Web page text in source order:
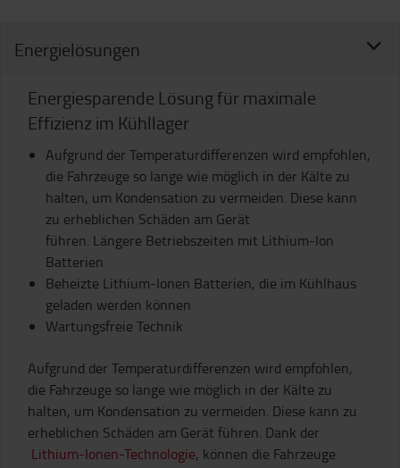
Energielösungen
Energiesparende Lösung für maximale
Effizienz im Kühllager
Aufgrund der Temperaturdifferenzen wird empfohlen,
die Fahrzeuge so lange wie möglich in der Kälte zu
halten, um Kondensation zu vermeiden. Diese kann
zu erheblichen Schäden am Gerät
führen. Längere Betriebszeiten mit Lithium-Ion
Batterien
Beheizte Lithium-Ionen Batterien, die im Kühlhaus
geladen werden können
Wartungsfreie Technik
Aufgrund der Temperaturdifferenzen wird empfohlen,
die Fahrzeuge so lange wie möglich in der Kälte zu
halten, um Kondensation zu vermeiden. Diese kann zu
erheblichen Schäden am Gerät führen. Dank der
Lithium-Ionen-Technologie, können die Fahrzeuge